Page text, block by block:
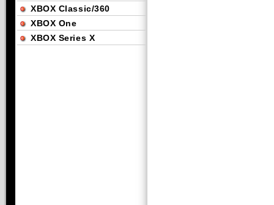
XBOX Classic/360
XBOX One
XBOX Series X